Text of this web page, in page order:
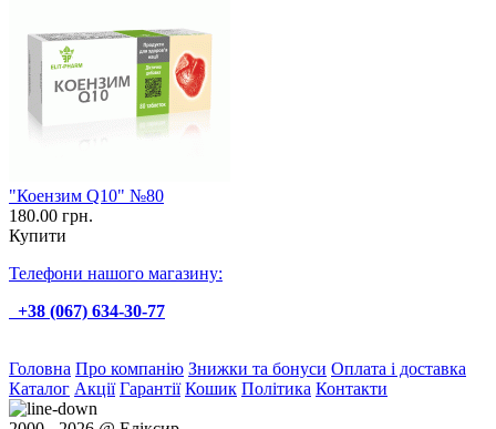
"Коензим Q10" №80
180.00 грн.
Купити
Телефони нашого магазину:
+38 (067) 634-30-77
Головна Про компанію Знижки та бонуси Оплата і доставка
Каталог Акції Гарантії Кошик Політика Контакти